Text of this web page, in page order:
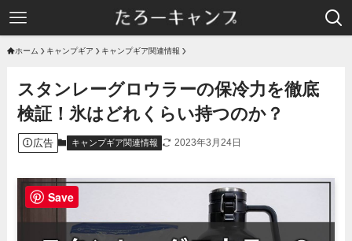
ホーム キャンプギア キャンプギア関連情報
スタンレーグロウラーの保冷力を徹底
検証！氷はどれくらい持つのか？
広告 キャンプギア関連情報 2023年3月24日
Save